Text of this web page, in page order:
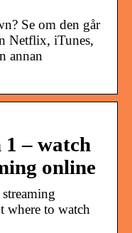
Se om den går
Netflix, iTunes,
annan
1 – watch
online
where to watch